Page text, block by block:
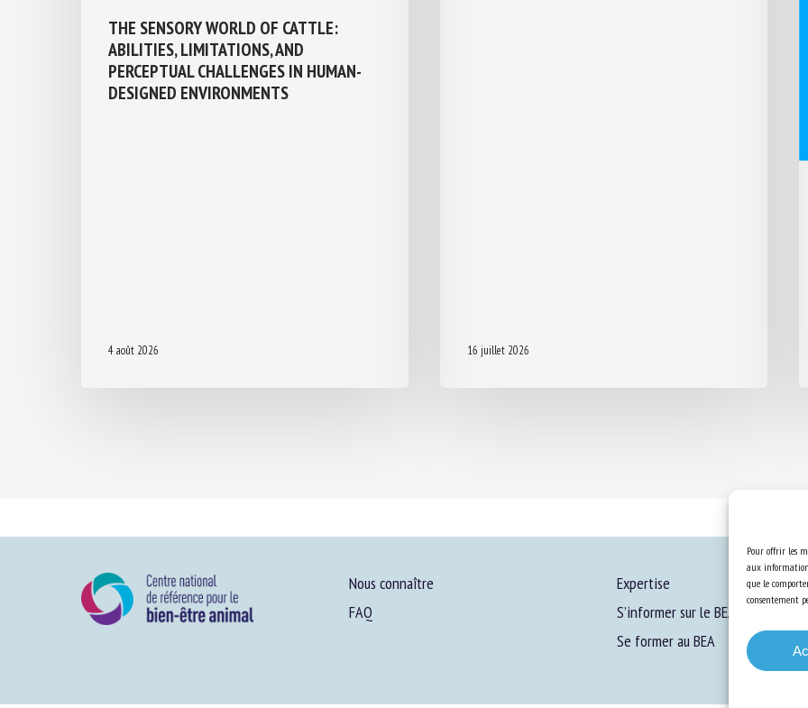
Pour offrir les
aux
que le
consentement
THE SENSORY WORLD OF CATTLE:
ABILITIES, LIMITATIONS, AND
PERCEPTUAL CHALLENGES IN HUMAN-
DESIGNED ENVIRONMENTS
4 août 2026 16 juillet 2026
Nous connaître
FAQ
Expertise
S’informer sur le BEA
Se former au BEA